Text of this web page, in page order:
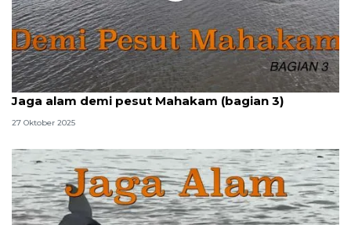
Jaga alam demi pesut Mahakam (bagian 3)
27 Oktober 2025